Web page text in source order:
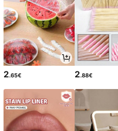
2.65€ 2.88€